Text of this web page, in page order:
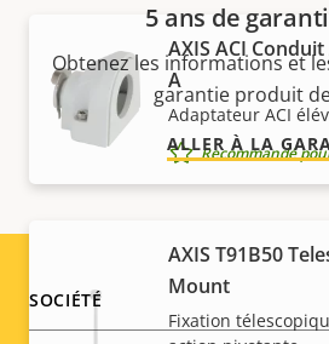
AXIS ACI
A
Adaptateur ACI
Recommandé
AXIS T91B50
Mount
Fixation
5 ans de
Obtenez les informations et
garantie produit
ALLER À LA
Footer
SOCIÉTÉ